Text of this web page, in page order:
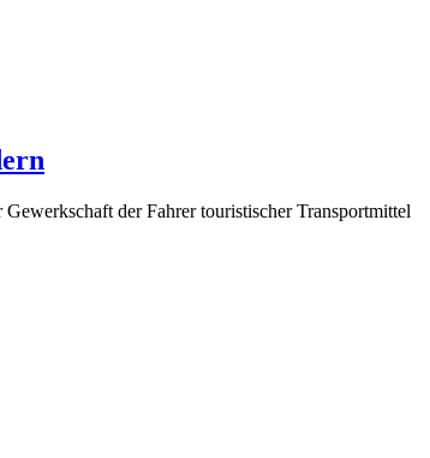
der Fahrer touristischer Transportmittel